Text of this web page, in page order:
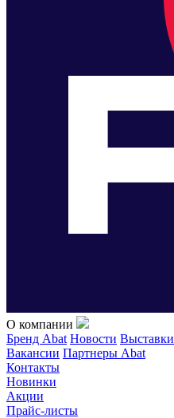
О компании
Бренд Abat Новости Выставки
Вакансии Партнеры Abat
Контакты
Новинки
Акции
Прайс-листы